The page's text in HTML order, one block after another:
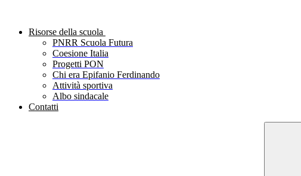
Risorse della scuola
PNRR Scuola Futura
Coesione Italia
Progetti PON
Chi era Epifanio Ferdinando
Attività sportiva
Albo sindacale
Contatti